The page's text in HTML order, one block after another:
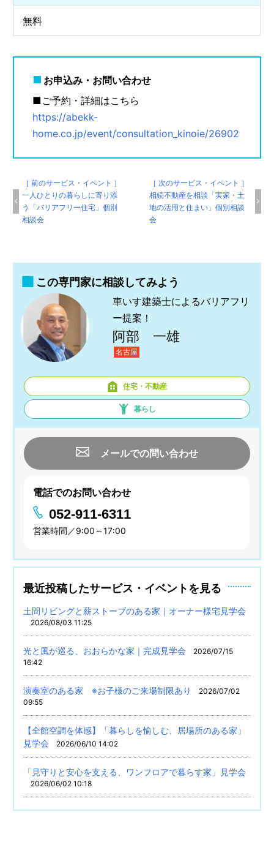
無料
お申込み・お問い合わせ
■ご予約・詳細はこちら
https://abekk-
home.co.jp/event/consultation_kinoie/26902
［ 前のサービス・イベント ］
一人ひとりの暮らしに寄り添
う「バリアフリー住宅」個別
相談会
［ 次のサービス・イベント ］
相続不動産を相談「実家・土
地の活用と住まい」個別相談
会
この専門家に相談してみよう
車いす建築士によるバリアフリ
ー提案！
阿部 一雄
名古屋
住宅・不動産
暮らし
メールでの問い合わせ
電話でのお問い合わせ
052-911-6311
営業時間／9:00～17:00
最近投稿したサービス・イベントを見る
土間リビングと薪ストーブのある家｜オーナー様宅見学会
2026/08/03 11:25
光と風が巡る、おおらかな家｜完成見学会
2026/07/15
16:42
演奏室のある家 ※お子様のご来場制限あり
2026/07/02
09:55
【全館空調を体感】「暮らしを愉しむ、居場所のある家」
見学会
2026/06/10 14:02
「見守りと安心を支える、ワンフロアで暮らす家」見学会
2026/06/02 10:18